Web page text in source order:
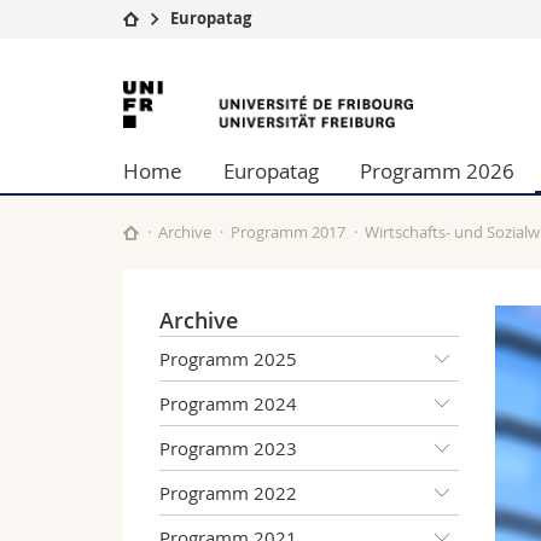
Universität
Studium
Forschung
Universität
Weiterbildung
Wirtschafts-
Philosophische
Fak. für
Europatag
Universität
Freiburg
Home Europatag Programm 2026
Archive Programm 2017 Wirtschafts- und
Archive
Programm 2025
Programm 2024
Programm 2023
Programm 2022